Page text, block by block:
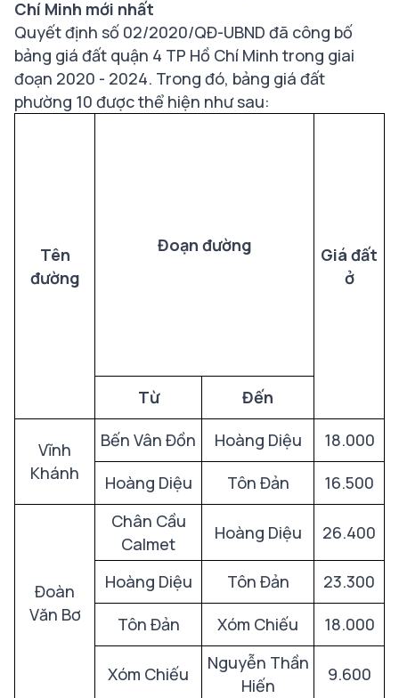
Chí Minh mới nhất
Quyết định số 02/2020/QĐ-UBND đã công bố
bảng giá đất quận 4 TP Hồ Chí Minh trong giai
đoạn 2020 - 2024. Trong đó, bảng giá đất
phường 10 được thể hiện như sau:
Tên
đường
Đoạn đường
Giá đất
ở
Từ Đến
Vĩnh
Khánh
Bến Vân Đồn Hoàng Diệu
18.000
Hoàng Diệu
Tôn Đản 16.500
Đoàn
Văn Bơ
Chân Cầu
Calmet
Hoàng Diệu 26.400
Hoàng Diệu Tôn Đản
23.300
Tôn Đản
Xóm Chiếu 18.000
Xóm Chiếu
Nguyễn Thần
Hiến
9.600